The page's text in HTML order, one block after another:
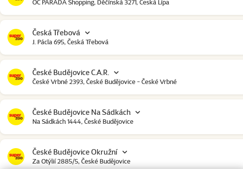
OC PARÁDA Shopping, Děčínská 3271, Česká Lípa
Česká Třebová
J. Pácla 695, Česká Třebová
České Budějovice C.A.R.
České Vrbné 2393, České Budějovice - České Vrbné
České Budějovice Na Sádkách
Na Sádkách 1444, České Budějovice
České Budějovice Okružní
Za Otýlií 2885/5, České Budějovice